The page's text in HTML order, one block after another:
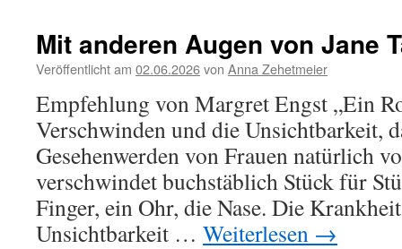
Bernhard
Schlink
Mit anderen Augen von Jane
Veröffentlicht am 02.06.2026von Anna Zehetmeier
Empfehlung von Margret Engst „Ein
Verschwinden und die Unsichtbarkeit,
Gesehenwerden von Frauen natürlich
verschwindet buchstäblich Stück für
Finger, ein Ohr, die Nase. Die
Unsichtbarkeit … Weiterlesen →